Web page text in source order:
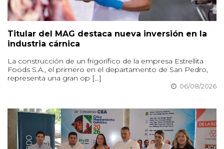
Titular del MAG destaca nueva inversión en la
industria cárnica
La construcción de un frigorífico de la empresa Estrellita
Foods S.A., el primero en el departamento de San Pedro,
representa una gran op [...]
06/08/2026